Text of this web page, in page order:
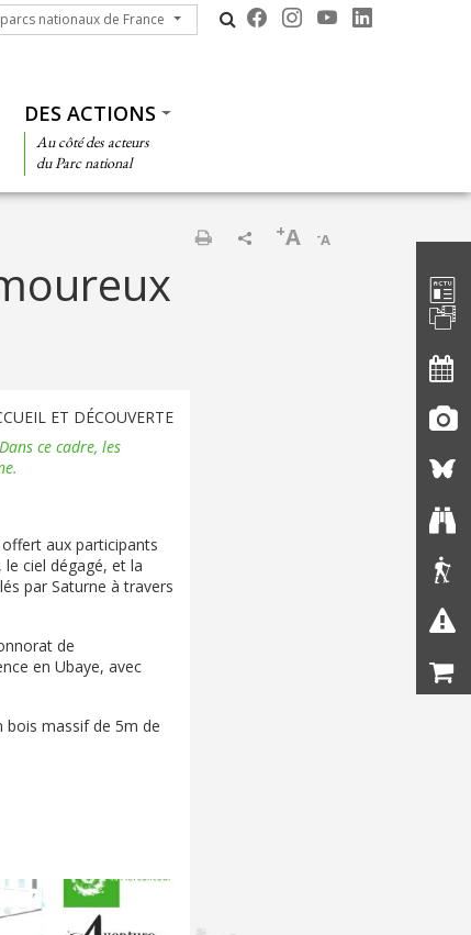
nationaux de France
nationaux de France
DES ACTIONS
Au côté des acteurs
du Parc national
-A
+A
ET DÉCOUVERTE
ce cadre, les
aux participants
ciel dégagé, et la
par Saturne à travers
de
en Ubaye, avec
bois massif de 5m de